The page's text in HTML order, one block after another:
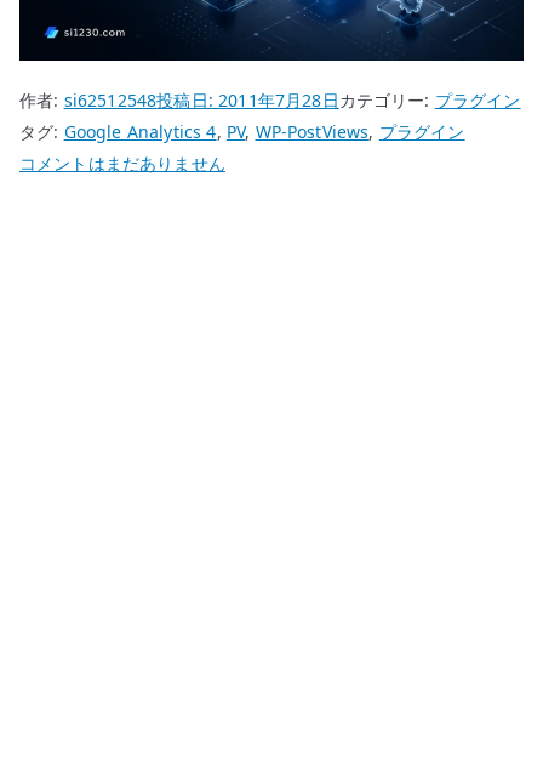
作者: si62512548投稿日:2011年7月28日カテゴリー: プラグイン
タグ: Google Analytics 4, PV, WP-PostViews, プラグイン
WordPress
コメントはまだありません